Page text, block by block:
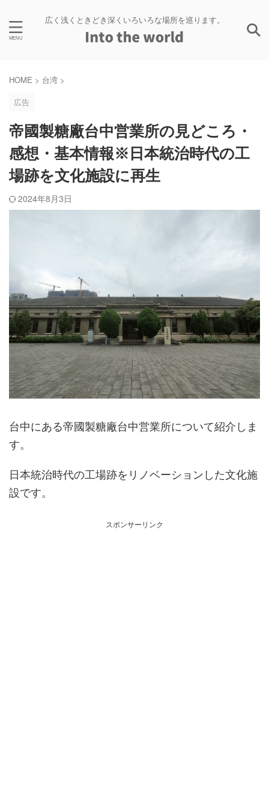
広く浅くときどき深くいろいろな場所を巡ります。
HOME > 台湾 >
広告
帝國製糖廠台中営業所の見どころ・
感想・基本情報※日本統治時代の工
場跡を文化施設に再生
2024年8月3日
台中にある帝國製糖廠台中営業所について紹介しま
す。
日本統治時代の工場跡をリノベーションした文化施
設です。
スポンサーリンク